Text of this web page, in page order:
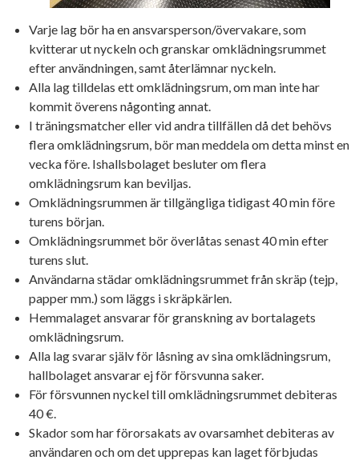
Varje lag bör ha en ansvarsperson/övervakare, som
kvitterar ut nyckeln och granskar omklädningsrummet
efter användningen, samt återlämnar nyckeln.
Alla lag tilldelas ett omklädningsrum, om man inte har
kommit överens någonting annat.
I träningsmatcher eller vid andra tillfällen då det behövs
flera omklädningsrum, bör man meddela om detta minst en
vecka före. Ishallsbolaget besluter om flera
omklädningsrum kan beviljas.
Omklädningsrummen är tillgängliga tidigast 40 min före
turens början.
Omklädningsrummet bör överlåtas senast 40 min efter
turens slut.
Användarna städar omklädningsrummet från skräp (tejp,
papper mm.) som läggs i skräpkärlen.
Hemmalaget ansvarar för granskning av bortalagets
omklädningsrum.
Alla lag svarar själv för låsning av sina omklädningsrum,
hallbolaget ansvarar ej för försvunna saker.
För försvunnen nyckel till omklädningsrummet debiteras
40 €.
Skador som har förorsakats av ovarsamhet debiteras av
användaren och om det upprepas kan laget förbjudas